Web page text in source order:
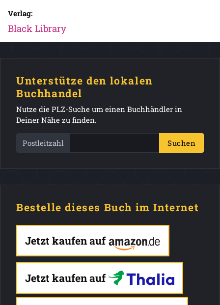
Verlag:
Black Library
Unterstütze den lokalen
Buchhandel
Nutze die PLZ-Suche um einen Buchhändler in
Deiner Nähe zu finden.
Postleitzahl Suchen
Bestelle dieses Buch im Internet
Jetzt kaufen auf
Jetzt kaufen auf